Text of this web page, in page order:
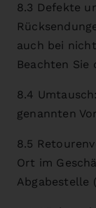
8.3 Defekte
auch bei
Beachten Sie
8.4
genannten
8.5
Ort im
Abgabestelle